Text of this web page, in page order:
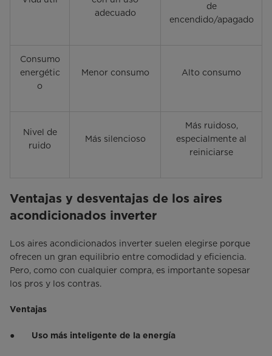
adecuado
de
encendido/apagado
Consumo
energétic
o
Menor consumo Alto consumo
Nivel de
ruido
Más silencioso
Más ruidoso,
especialmente al
reiniciarse
Ventajas y desventajas de los aires
acondicionados inverter
Los aires acondicionados inverter suelen elegirse porque
ofrecen un gran equilibrio entre comodidad y eficiencia.
Pero, como con cualquier compra, es importante sopesar
los pros y los contras.
Ventajas
● Uso más inteligente de la energía